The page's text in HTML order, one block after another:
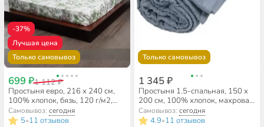
-37%
Лучшая цена
Только самовывоз
699 ₽1 112 ₽
Простыня евро, 216 х 240 см,
100% хлопок, бязь, 120 г/м2,
Майская ночь, 9878/1
Самовывоз:сегодня
5•11 отзывов
Только самовывоз
1 345 ₽
Простыня 1.5-спальная, 150 х
200 см, 100% хлопок, махровая,
350 г/м2, серая, 612,
Вышневолоцкий текстиль
Самовывоз: сегодня
4.9•11 отзывов